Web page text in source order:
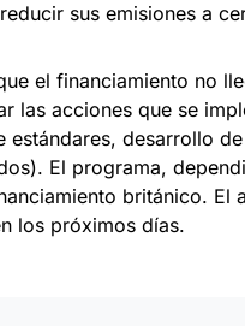
sus emisiones a
el financiamiento no
las acciones que se
estándares, desarrollo
El programa,
británico.
los próximos días.